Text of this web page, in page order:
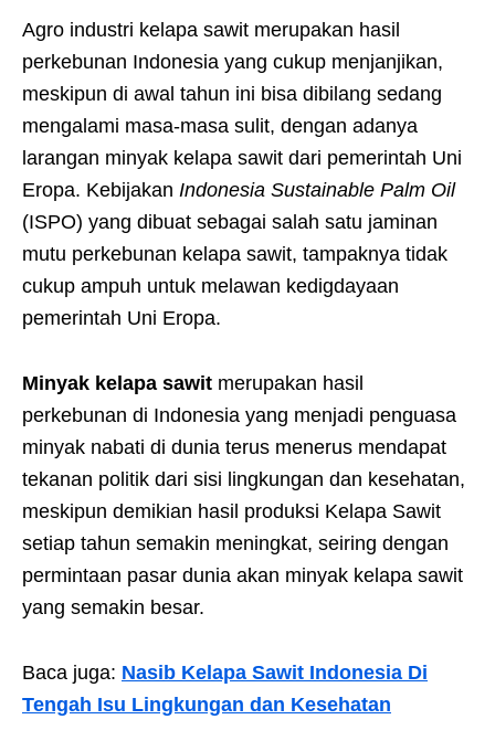
Agro industri kelapa sawit merupakan hasil
perkebunan Indonesia yang cukup menjanjikan,
meskipun di awal tahun ini bisa dibilang sedang
mengalami masa-masa sulit, dengan adanya
larangan minyak kelapa sawit dari pemerintah Uni
Eropa. Kebijakan Indonesia Sustainable Palm Oil
(ISPO) yang dibuat sebagai salah satu jaminan
mutu perkebunan kelapa sawit, tampaknya tidak
cukup ampuh untuk melawan kedigdayaan
pemerintah Uni Eropa.
Minyak kelapa sawit merupakan hasil
perkebunan di Indonesia yang menjadi penguasa
minyak nabati di dunia terus menerus mendapat
tekanan politik dari sisi lingkungan dan kesehatan,
meskipun demikian hasil produksi Kelapa Sawit
setiap tahun semakin meningkat, seiring dengan
permintaan pasar dunia akan minyak kelapa sawit
yang semakin besar.
Baca juga: Nasib Kelapa Sawit Indonesia Di
Tengah Isu Lingkungan dan Kesehatan